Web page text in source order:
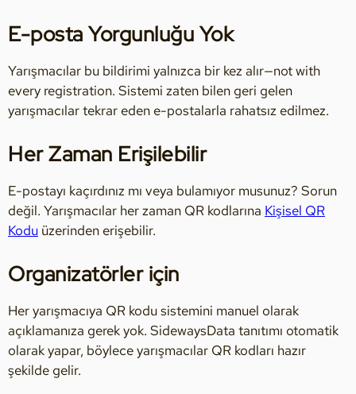
E-posta Yorgunluğu Yok
Yarışmacılar bu bildirimi yalnızca bir kez alır—not with
every registration. Sistemi zaten bilen geri gelen
yarışmacılar tekrar eden e-postalarla rahatsız edilmez.
Her Zaman Erişilebilir
E-postayı kaçırdınız mı veya bulamıyor musunuz? Sorun
değil. Yarışmacılar her zaman QR kodlarına Kişisel QR
Kodu üzerinden erişebilir.
Organizatörler için
Her yarışmacıya QR kodu sistemini manuel olarak
açıklamanıza gerek yok. SidewaysData tanıtımı otomatik
olarak yapar, böylece yarışmacılar QR kodları hazır
şekilde gelir.